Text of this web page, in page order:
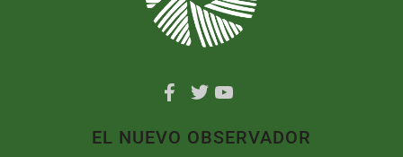
EL NUEVO OBSERVADOR